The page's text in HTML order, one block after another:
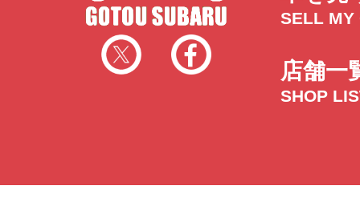
SELL MY
店舗一
SHOP